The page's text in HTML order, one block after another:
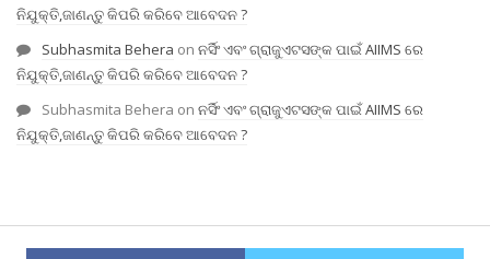
ନିଯୁକ୍ତି,ଜାଣନ୍ତୁ କିପରି କରିବେ ଆବେଦନ ?
Subhasmita Behera on ନର୍ସିଂ ଏବଂ ଗ୍ରାଜୁଏଟସଙ୍କ ପାଇଁ AIIMS ରେ
ନିଯୁକ୍ତି,ଜାଣନ୍ତୁ କିପରି କରିବେ ଆବେଦନ ?
Subhasmita Behera on ନର୍ସିଂ ଏବଂ ଗ୍ରାଜୁଏଟସଙ୍କ ପାଇଁ AIIMS ରେ
ନିଯୁକ୍ତି,ଜାଣନ୍ତୁ କିପରି କରିବେ ଆବେଦନ ?